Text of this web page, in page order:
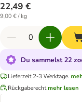
22,49 €
9,00 € / kg
Du sammelst 22
Lieferzeit 2-3 Werktage.
Rückgaberechtmehr lesen